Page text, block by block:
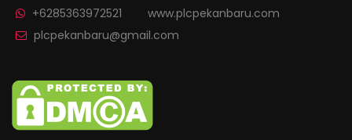
+6285363972521
www.plcpekanbaru.com
plcpekanbaru@gmail.com